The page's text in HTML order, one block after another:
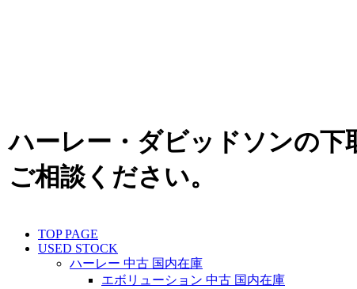
ハーレー・ダビッドソンの下
ご相談ください。
TOP PAGE
USED STOCK
ハーレー 中古 国内在庫
エボリューション 中古 国内在庫